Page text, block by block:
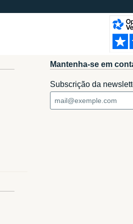
Mantenha-se em
Subscrição da